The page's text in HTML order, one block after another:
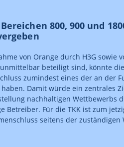
800, 900 und
von Orange durch H3G sowie
beteiligt sind, könnte
zumindest eines der an der
Damit würde ein zentrales
nachhaltigen Wettbewerbs
Betreiber. Für die TKK ist zum
seitens der